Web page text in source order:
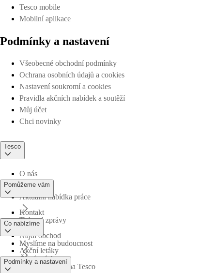
Tesco mobile
Mobilní aplikace
Podmínky a nastavení
Všeobecné obchodní podmínky
Ochrana osobních údajů a cookies
Nastavení soukromí a cookies
Pravidla akčních nabídek a soutěží
Můj účet
Chci novinky
Tesco
O nás
Aktuální nabídka práce
Tiskové zprávy
Myslíme na budoucnost
Obchodní skupina Tesco
Pomůžeme vám
Kontakt
Najdi obchod
Časté otázky
Co nabízíme
Akční letáky
Podmínky a nastavení